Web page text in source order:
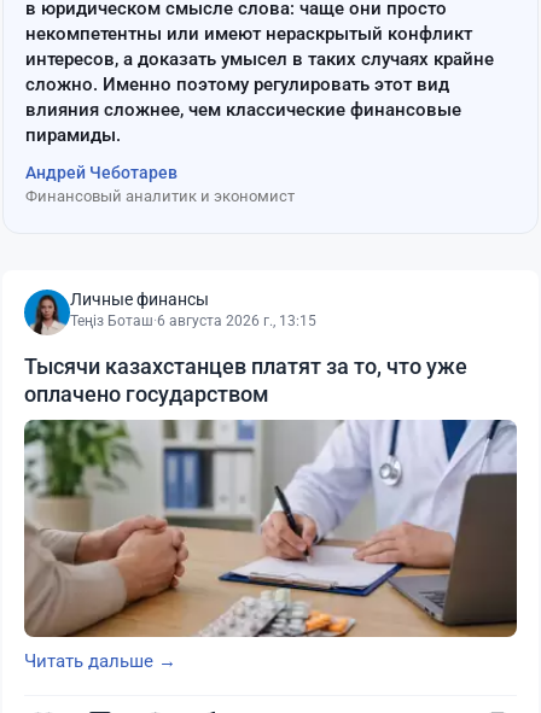
в юридическом смысле слова: чаще они просто
некомпетентны или имеют нераскрытый конфликт
интересов, а доказать умысел в таких случаях крайне
сложно. Именно поэтому регулировать этот вид
влияния сложнее, чем классические финансовые
пирамиды.
Андрей Чеботарев
Финансовый аналитик и экономист
Личные финансы
Теңіз Боташ·6 августа 2026 г., 13:15
Тысячи казахстанцев платят за то, что уже
оплачено государством
Читать дальше →